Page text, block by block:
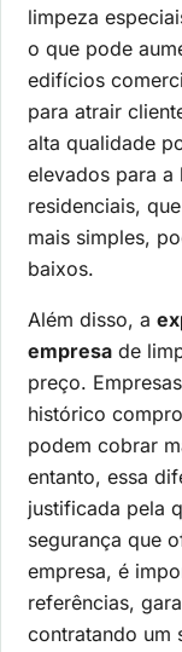
limpeza
o que pode
edifícios
para atrair
alta qualidade
elevados para a
residenciais,
mais simples,
baixos.
Além disso, a
empresa de
preço.
histórico
podem cobrar
entanto, essa
justificada pela
segurança que
empresa, é
referências,
contratando um